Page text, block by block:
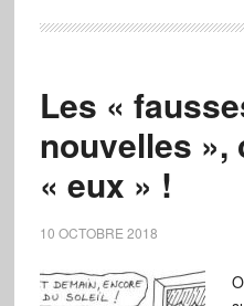
Les «
nouvelles »,
« eux » !
10 OCTOBRE 2018